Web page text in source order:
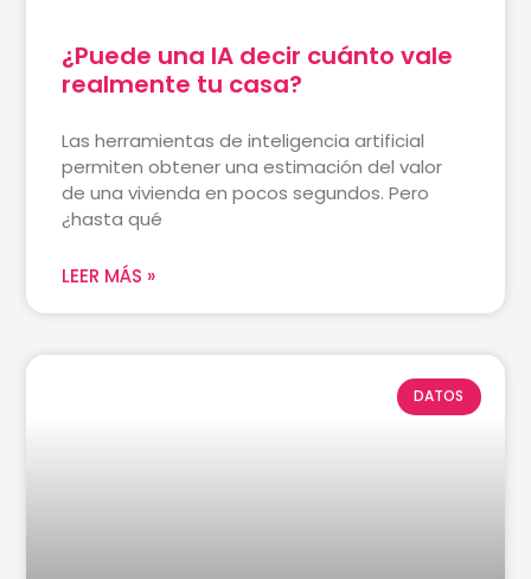
¿Puede una IA decir cuánto vale
realmente tu casa?
Las herramientas de inteligencia artificial
permiten obtener una estimación del valor
de una vivienda en pocos segundos. Pero
¿hasta qué
LEER MÁS »
DATOS